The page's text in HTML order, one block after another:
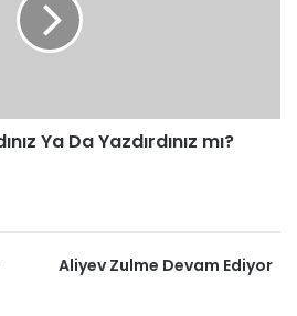
Ya Da Yazdırdınız mı?
Aliyev Zulme Devam Ediyor